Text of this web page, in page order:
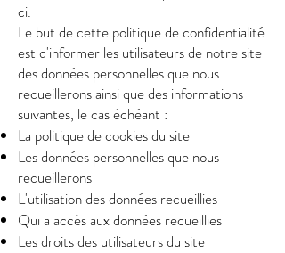
ci.
Le but de cette politique de confidentialité
est d'informer les utilisateurs de notre site
des données personnelles que nous
recueillerons ainsi que des informations
suivantes, le cas échéant :
La politique de cookies du site
Les données personnelles que nous
recueillerons
L'utilisation des données recueillies
Qui a accès aux données recueillies
Les droits des utilisateurs du site